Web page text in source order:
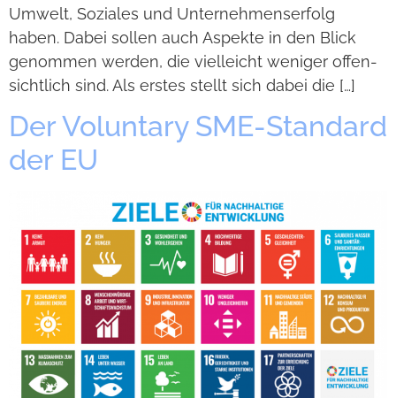
Umwelt, Sozia­les und Unter­neh­mens­er­folg
haben. Dabei sol­len auch Aspekte in den Blick
genom­men wer­den, die viel­leicht weni­ger offen­
sicht­lich sind. Als ers­tes stellt sich dabei die […]
Der Vol­un­t­ary SME-Stan­dard
der EU